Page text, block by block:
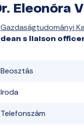
Eleonóra
Gazdaságtudományi
dean s liaison
Beosztás
Iroda
Telefonszám